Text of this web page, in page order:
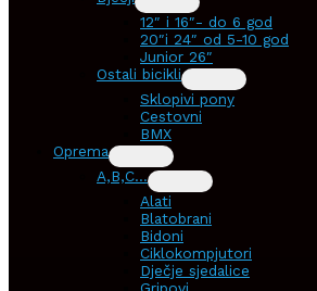
12″ i 16″- do 6 god
20″i 24″ od 5-10 god
Junior 26″
Ostali bicikli
Sklopivi pony
Cestovni
BMX
Oprema
A,B,C…
Alati
Blatobrani
Bidoni
Ciklokompjutori
Dječje sjedalice